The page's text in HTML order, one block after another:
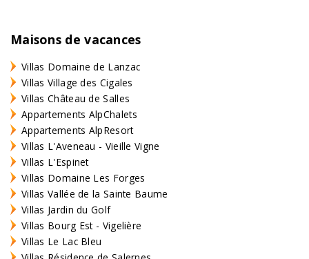
Maisons de vacances
Villas Domaine de Lanzac
Villas Village des Cigales
Villas Château de Salles
Appartements AlpChalets
Appartements AlpResort
Villas L'Aveneau - Vieille Vigne
Villas L'Espinet
Villas Domaine Les Forges
Villas Vallée de la Sainte Baume
Villas Jardin du Golf
Villas Bourg Est - Vigelière
Villas Le Lac Bleu